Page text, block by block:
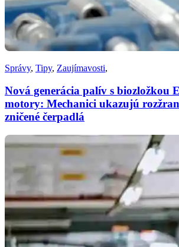
Správy, Tipy, Zaujímavosti,
Nová generácia palív s biozložkou
motory: Mechanici ukazujú
zničené čerpadlá